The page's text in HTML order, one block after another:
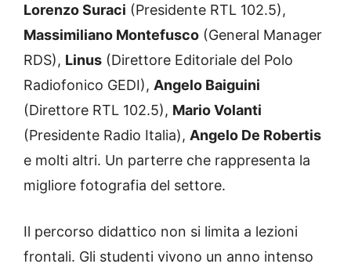
Lorenzo Suraci (Presidente RTL 102.5),
Massimiliano Montefusco (General Manager
RDS), Linus (Direttore Editoriale del Polo
Radiofonico GEDI), Angelo Baiguini
(Direttore RTL 102.5), Mario Volanti
(Presidente Radio Italia), Angelo De Robertis
e molti altri. Un parterre che rappresenta la
migliore fotografia del settore.
Il percorso didattico non si limita a lezioni
frontali. Gli studenti vivono un anno intenso